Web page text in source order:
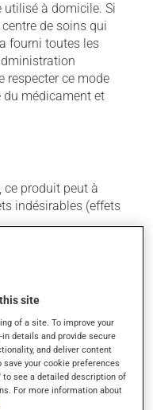
utilisé à domicile. Si
de soins qui
fourni toutes les
respecter ce mode
médicament et
ce produit peut à
indésirables (effets
des
à un
produit est la cause
qu'il soit
avec votre
elle peut vous aider
est effectivement la
site
of a site. To improve your
details and provide secure
and deliver content
your cookie preferences
see a detailed description of
For more information about